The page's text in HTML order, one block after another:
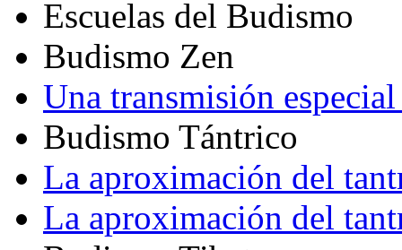
Escuelas del Budismo
Budismo Zen
Una transmisión
Budismo Tántrico
La aproximación del
La aproximación del